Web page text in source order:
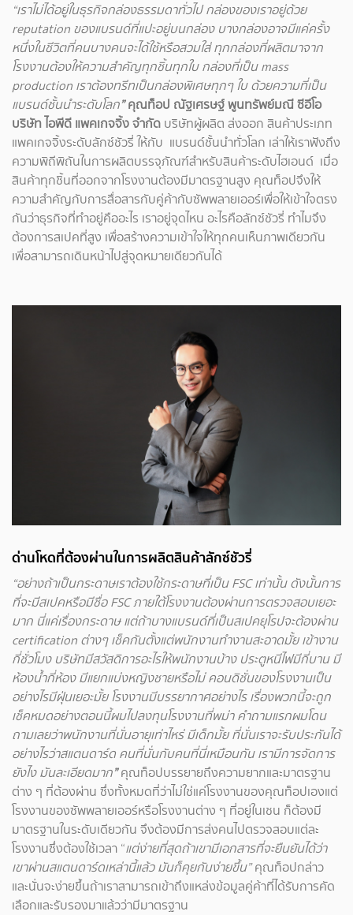
“เราไม่ได้อยู่ในธุรกิจกล่องธรรมดาทั่วไป กล่องของเราอยู่ด้วย
reputation ของแบรนด์ที่แปะอยู่บนกล่อง บางกล่องอาจมีแค่ครั้ง
หนึ่งในชีวิตที่คนบางคนจะได้ใช้หรือสวมใส่ ทุกกล่องที่ผลิตมาจาก
โรงงานต้องให้ความสำคัญทุกชิ้นทุกใบ กล่องที่เป็น mass
production เราต้องทรีทเป็นกล่องพิเศษทุกๆ ใบ ด้วยความที่เป็น
แบรนด์ชั้นนำระดับโลก”คุณท็อป ณัฐเศรษฐ์ พูนทรัพย์มณี ซีอีโอ
บริษัท ไอพีดี แพคเกจจิ้ง จำกัด บริษัทผู้ผลิต ส่งออก สินค้าประเภท
แพคเกจจิ้งระดับลักซ์ชัวรี่ ให้กับ แบรนด์ชั้นนำทั่วโลก เล่าให้เราฟังถึง
ความพิถีพิถันในการผลิตบรรจุภัณฑ์สำหรับสินค้าระดับไฮเอนด์ เมื่อ
สินค้าทุกชิ้นที่ออกจากโรงงานต้องมีมาตรฐานสูง คุณท็อปจึงให้
ความสำคัญกับการสื่อสารกับคู่ค้ากับซัพพลายเออร์เพื่อให้เข้าใจตรง
กันว่าธุรกิจที่ทำอยู่คืออะไร เราอยู่จุดไหน อะไรคือลักซ์ชัวรี่ ทำไมจึง
ต้องการสเปคที่สูง เพื่อสร้างความเข้าใจให้ทุกคนเห็นภาพเดียวกัน
เพื่อสามารถเดินหน้าไปสู่จุดหมายเดียวกันได้
ด่านโหดที่ต้องผ่านในการผลิตสินค้าลักซ์ชัวรี่
“อย่างถ้าเป็นกระดาษเราต้องใช้กระดาษที่เป็น FSC เท่านั้น ดังนั้นการ
ที่จะมีสเปคหรือมีชื่อ FSC ภายใต้โรงงานต้องผ่านการตรวจสอบเยอะ
มาก นี่แค่เรื่องกระดาษ แต่ถ้าบางแบรนด์ที่เป็นสเปคยุโรปจะต้องผ่าน
certification ต่างๆ เช็คกันตั้งแต่พนักงานทำงานสะอาดมั้ย เข้างาน
กี่ชั่วโมง บริษัทมีสวัสดิการอะไรให้พนักงานบ้าง ประตูหนีไฟมีกี่บาน มี
ห้องน้ำกี่ห้อง มีแยกแบ่งหญิงชายหรือไม่ คอนดิชั่นของโรงงานเป็น
อย่างไรมีฝุ่นเยอะมั้ย โรงงานมีบรรยากาศอย่างไร เรื่องพวกนี้จะถูก
เช็คหมดอย่างตอนนี้ผมไปลงทุนโรงงานที่พม่า คำถามแรกผมโดน
ถามเลยว่าพนักงานที่นั่นอายุเท่าไหร่ มีเด็กมั้ย ที่นั่นเราจะรับประกันได้
อย่างไรว่าสแตนดาร์ด คนที่นั่นกับคนที่นี่เหมือนกัน เรามีการจัดการ
ยังไง มันละเอียดมาก”คุณท็อปบรรยายถึงความยากและมาตรฐาน
ต่าง ๆ ที่ต้องผ่าน ซึ่งทั้งหมดที่ว่าไม่ใช่แค่โรงงานของคุณท็อปเองแต่
โรงงานของซัพพลายเออร์หรือโรงงานต่าง ๆ ที่อยู่ในเชน ก็ต้องมี
มาตรฐานในระดับเดียวกัน จึงต้องมีการส่งคนไปตรวจสอบแต่ละ
โรงงานซึ่งต้องใช้เวลา “แต่ง่ายที่สุดถ้าเขามีเอกสารที่จะยืนยันได้ว่า
เขาผ่านสแตนดาร์ดเหล่านี้แล้ว มันก็คุยกันง่ายขึ้น”คุณท็อปกล่าว
และนั่นจะง่ายขึ้นถ้าเราสามารถเข้าถึงแหล่งข้อมูลคู่ค้าที่ได้รับการคัด
เลือกและรับรองมาแล้วว่ามีมาตรฐาน